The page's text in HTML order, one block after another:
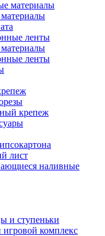
ленты
ленты
крепеж
лист
наливные
и ступеньки
комплекс